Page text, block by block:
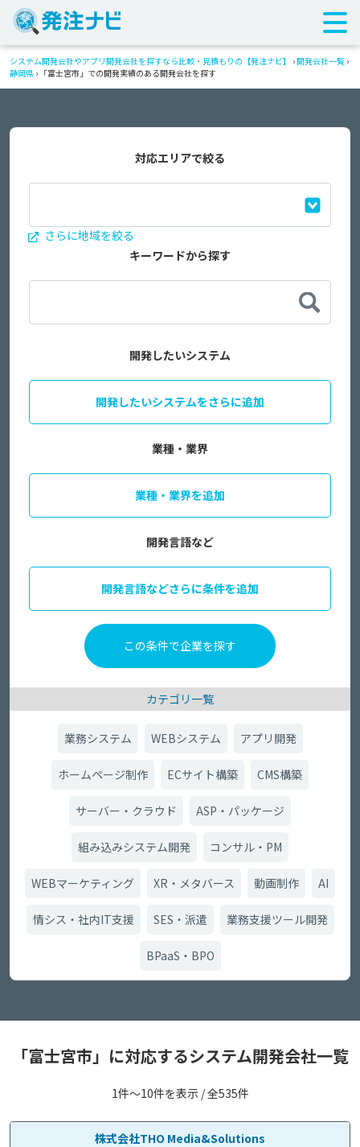
システム開発会社やアプリ開発会社を探すなら比較・見積もりの【発注ナビ】 ›開発会社一覧 ›
静岡県 › 「富士宮市」での開発実績のある開発会社を探す
対応エリアで絞る
さらに地域を絞る
キーワードから探す
開発したいシステム
開発したいシステムをさらに追加
業種・業界
業種・業界を追加
開発言語など
開発言語などさらに条件を追加
カテゴリ一覧
業務システム WEBシステム アプリ開発
ホームページ制作 ECサイト構築 CMS構築
サーバー・クラウド ASP・パッケージ
組み込みシステム開発 コンサル・PM
WEBマーケティング XR・メタバース 動画制作 AI
情シス・社内IT支援 SES・派遣 業務支援ツール開発
BPaaS・BPO
「富士宮市」に対応するシステム開発会社一覧
1件〜10件を表示 / 全535件
株式会社THO Media&Solutions